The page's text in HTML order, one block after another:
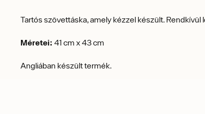
Tartós szövettáska, amely kézzel készült.
Méretei: 41 cm x 43 cm
Angliában készült termék.